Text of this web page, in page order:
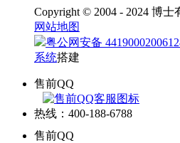
Copyright © 2004 - 2024 博士
网站地图
粤公网安备
系统搭建
售前QQ
热线：400-188-6788
售前QQ